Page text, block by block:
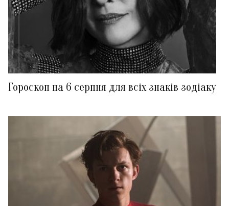
Гороскоп на 6 серпня для всіх знаків зодіаку